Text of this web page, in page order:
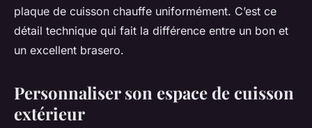
plaque de cuisson chauffe uniformément. C’est ce
détail technique qui fait la différence entre un bon et
un excellent brasero.
Personnaliser son espace de cuisson
extérieur